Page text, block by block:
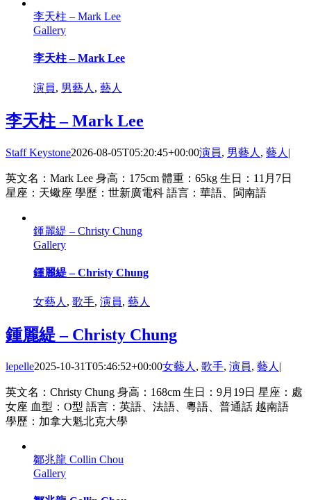
李天柱 – Mark Lee
Gallery
李天柱 – Mark Lee
演員, 男藝人 , 藝人
李天柱 – Mark Lee
Staff Keystone2026-08-05T05:20:45+00:00演員, 男藝人 , 藝人 |
英文名：Mark Lee 身高：175cm 體重：65kg 生日：11月7日
星座：天蠍座 學歷：世新廣電科 語言：華語、閩南語
鍾麗緹 – Christy Chung
Gallery
鍾麗緹 – Christy Chung
女藝人 , 歌手, 演員, 藝人
鍾麗緹 – Christy Chung
lepelle2025-10-31T05:46:52+00:00女藝人 , 歌手, 演員, 藝人 |
英文名：Christy Chung 身高：168cm 生日：9月19日 星座：處
女座 血型：O型 語言：英語、法語、粵語、普通話 越南語
學歷：加拿大魁北克大學
鄒兆龍 Collin Chou
Gallery